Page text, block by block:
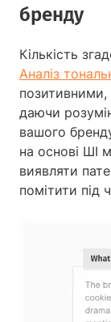
бренду
Кількість
Аналіз
даючи
вашого
на основі ШІ
виявляти
помітити під